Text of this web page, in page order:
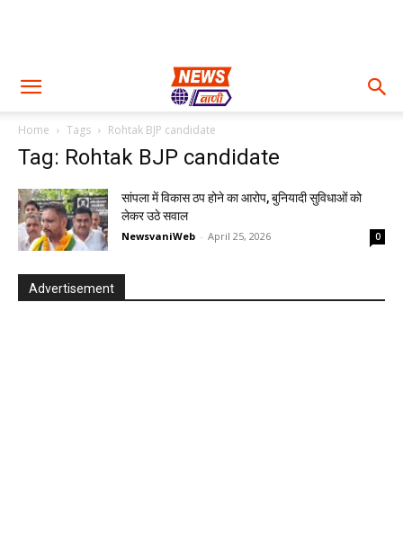
Home Tags Rohtak BJP candidate
Tag: Rohtak BJP candidate
सांपला में विकास ठप होने का आरोप, बुनियादी सुविधाओं को
लेकर उठे सवाल
NewsvaniWeb - April 25, 2026 0
Advertisement